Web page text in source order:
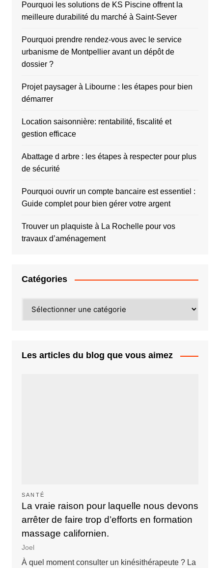
Pourquoi les solutions de KS Piscine offrent la
meilleure durabilité du marché à Saint-Sever
Pourquoi prendre rendez-vous avec le service
urbanisme de Montpellier avant un dépôt de
dossier ?
Projet paysager à Libourne : les étapes pour bien
démarrer
Location saisonnière: rentabilité, fiscalité et
gestion efficace
Abattage d arbre : les étapes à respecter pour plus
de sécurité
Pourquoi ouvrir un compte bancaire est essentiel :
Guide complet pour bien gérer votre argent
Trouver un plaquiste à La Rochelle pour vos
travaux d’aménagement
Catégories
Les articles du blog que vous aimez
SANTÉ
La vraie raison pour laquelle nous devons
arrêter de faire trop d’efforts en formation
massage californien.
Joel
À quel moment consulter un kinésithérapeute ? La